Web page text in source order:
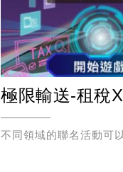
不同領域的聯名活動可